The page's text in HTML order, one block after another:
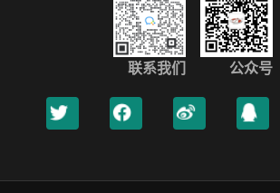
联系我们 公众号